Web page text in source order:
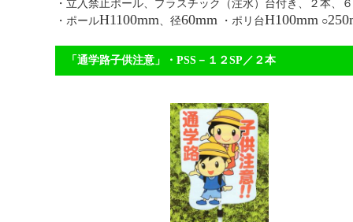
・立入禁止ポール、プラスチック（注水）台付き、２
・ポールH1100mm、径60mm ・ポリ台H100mm ○
「通学路子供注意」・PSS